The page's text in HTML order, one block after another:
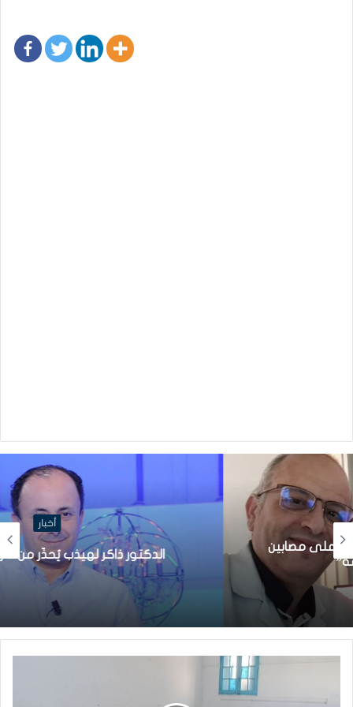
الدكتور ذاكر لهيذب يُحذّر من كارثة في تونس